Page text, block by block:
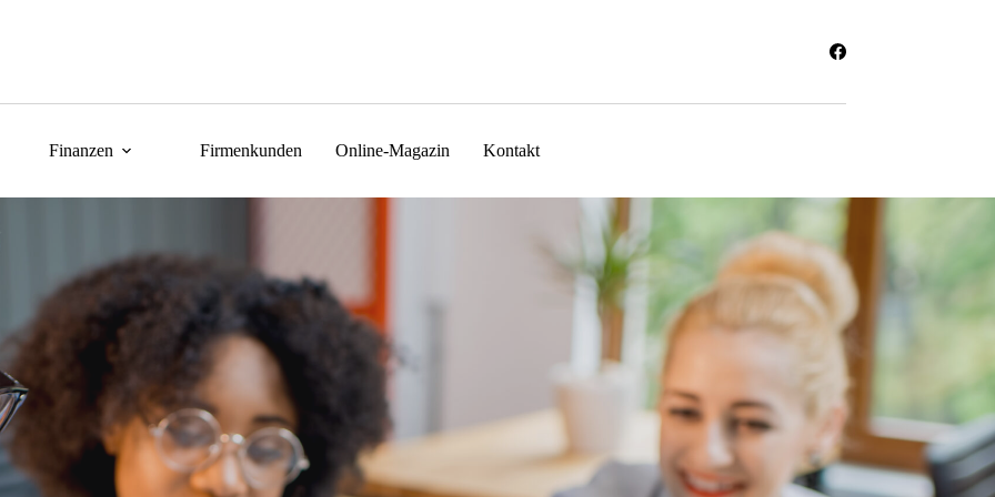
Finanzen Firmenkunden Online-Magazin Kontakt